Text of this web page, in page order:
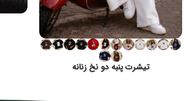
تیشرت پنبه دو نخ زنانه